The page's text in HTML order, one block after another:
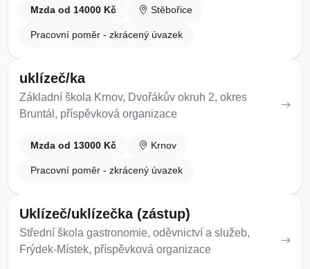
Mzda od 14000 Kč Stěbořice
Pracovní poměr - zkrácený úvazek
uklízeč/ka
Základní škola Krnov, Dvořákův okruh 2, okres
Bruntál, příspěvková organizace
Mzda od 13000 Kč Krnov
Pracovní poměr - zkrácený úvazek
Uklízeč/uklízečka (zástup)
Střední škola gastronomie, oděvnictví a služeb,
Frýdek-Místek, příspěvková organizace